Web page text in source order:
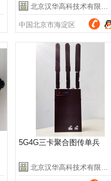
北京汉华高科技术有限公司
中国北京市海淀区
5G4G三卡聚合图传单兵
北京汉华高科技术有限公司